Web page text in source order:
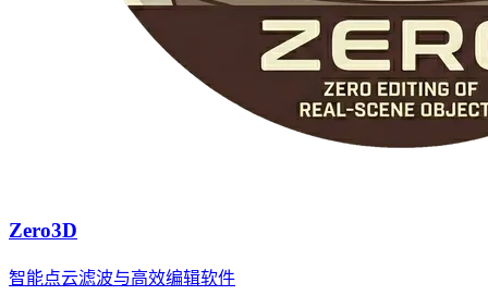
Zero3D
智能点云滤波与高效编辑软件